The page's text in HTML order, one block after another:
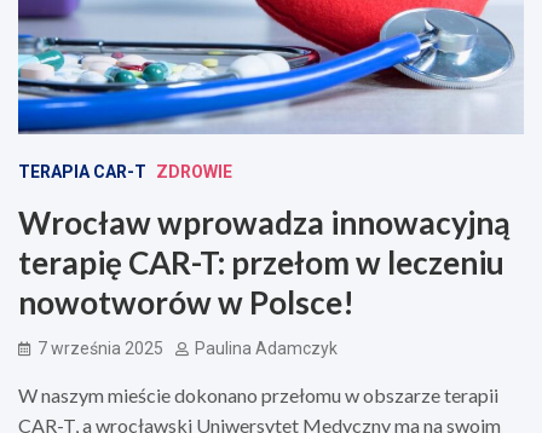
TERAPIA CAR-T ZDROWIE
Wrocław wprowadza innowacyjną
terapię CAR-T: przełom w leczeniu
nowotworów w Polsce!
7 września 2025 Paulina Adamczyk
W naszym mieście dokonano przełomu w obszarze terapii
CAR-T, a wrocławski Uniwersytet Medyczny ma na swoim